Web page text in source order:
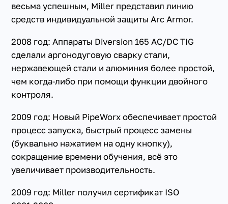
весьма успешным, Miller представил линию
средств индивидуальной защиты Arc Armor.
2008 год: Аппараты Diversion 165 AC/DC TIG
сделали аргонодуговую сварку стали,
нержавеющей стали и алюминия более простой,
чем когда-либо при помощи функции двойного
контроля.
2009 год: Новый PipeWorx обеспечивает простой
процесс запуска, быстрый процесс замены
(буквально нажатием на одну кнопку),
сокращение времени обучения, всё это
увеличивает производительность.
2009 год: Miller получил сертификат ISO